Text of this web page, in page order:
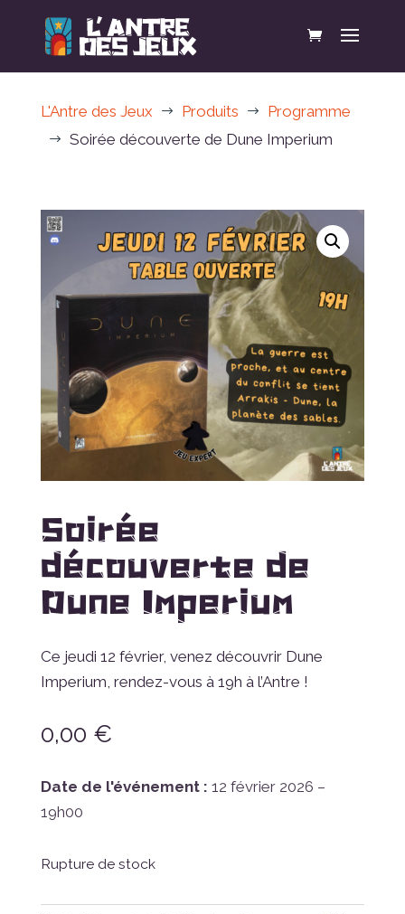
L'Antre des Jeux $ Produits $ Programme
$ Soirée découverte de Dune Imperium
Soirée
découverte de
Dune Imperium
Ce jeudi 12 février, venez découvrir Dune
Imperium, rendez-vous à 19h à l’Antre !
0,00 €
Date de l'événement : 12 février 2026 –
19h00
Rupture de stock